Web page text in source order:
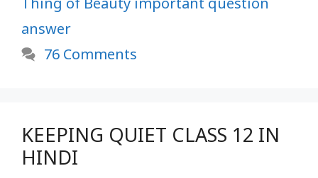
answer
76 Comments
KEEPING QUIET CLASS 12 IN
HINDI